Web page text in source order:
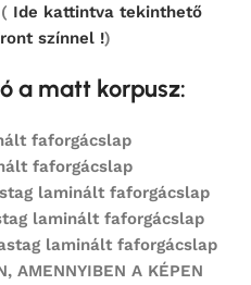
Ide kattintva tekinthető
színnel !)
a matt korpusz:
faforgácslap
faforgácslap
laminált faforgácslap
laminált faforgácslap
laminált faforgácslap
AMENNYIBEN A KÉPEN